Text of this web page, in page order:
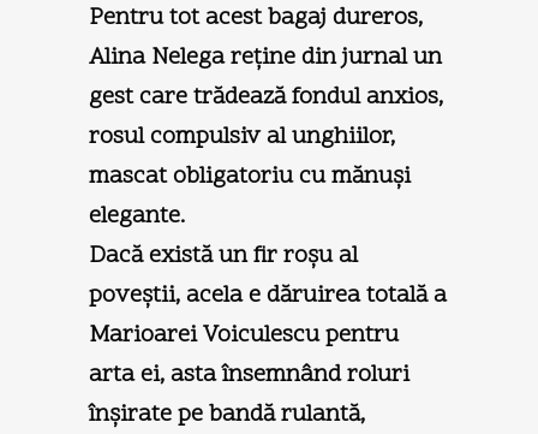
Pentru tot acest bagaj dureros,
Alina Nelega reţine din jurnal un
gest care trădează fondul anxios,
rosul compulsiv al unghiilor,
mascat obligatoriu cu mănuşi
elegante.
Dacă există un fir roşu al
poveştii, acela e dăruirea totală a
Marioarei Voiculescu pentru
arta ei, asta însemnând roluri
înşirate pe bandă rulantă,